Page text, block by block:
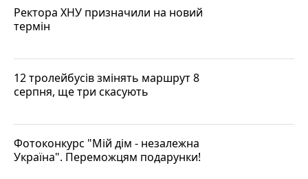
Ректора ХНУ призначили на новий
термін
12 тролейбусів змінять маршрут 8
серпня, ще три скасують
Фотоконкурс "Мій дім - незалежна
Україна". Переможцям подарунки!